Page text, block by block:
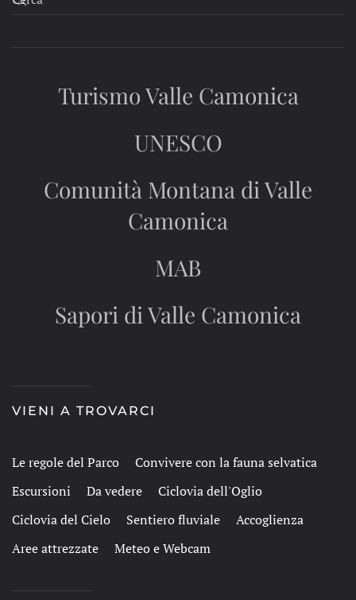
Turismo Valle Camonica
UNESCO
Comunità Montana di Valle
Camonica
MAB
Sapori di Valle Camonica
VIENI A TROVARCI
Le regole del Parco
Convivere con la fauna selvatica
Escursioni
Da vedere
Ciclovia dell'Oglio
Ciclovia del Cielo
Sentiero fluviale
Accoglienza
Aree attrezzate
Meteo e Webcam